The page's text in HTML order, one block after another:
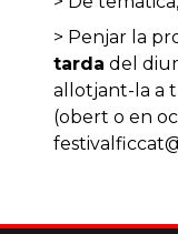
> Penjar la
tarda del
allotjant-la a
(obert o en